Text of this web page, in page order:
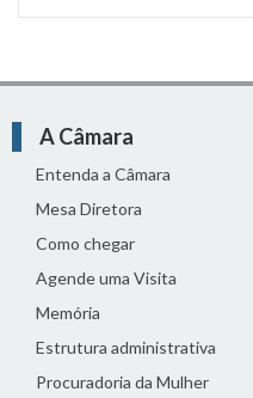
A Câmara
Entenda a Câmara
Mesa Diretora
Como chegar
Agende uma Visita
Memória
Estrutura administrativa
Procuradoria da Mulher